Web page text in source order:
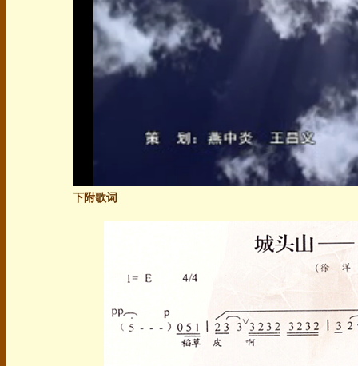
00:10/05:00
下附歌词